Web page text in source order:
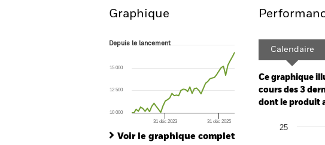
Graphique
Depuis le lancement
The chart has 1 X axis displaying Time. Range: 2022-09-30
The chart has 1 Y axis displaying values. Range: 0 to 75.
Depuis le lancement
31 déc 2023 31 déc 2025
10 000
12 500
15 000
Voir le graphique complet
Calendaire
Ce graphique
cours des 3
dont le produit
Chart
Bar chart with 2
25